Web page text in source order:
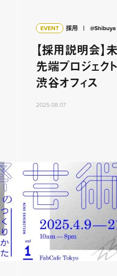
EVENT 採用 @Shibuya
【採用説明会】
先端プロジェク
渋谷オフィス
2025.08.07